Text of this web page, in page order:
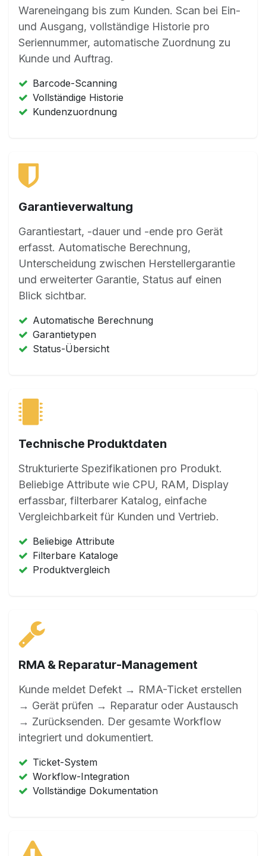
Wareneingang bis zum Kunden. Scan bei Ein-
und Ausgang, vollständige Historie pro
Seriennummer, automatische Zuordnung zu
Kunde und Auftrag.
Barcode-Scanning
Vollständige Historie
Kundenzuordnung
Garantieverwaltung
Garantiestart, -dauer und -ende pro Gerät
erfasst. Automatische Berechnung,
Unterscheidung zwischen Herstellergarantie
und erweiterter Garantie, Status auf einen
Blick sichtbar.
Automatische Berechnung
Garantietypen
Status-Übersicht
Technische Produktdaten
Strukturierte Spezifikationen pro Produkt.
Beliebige Attribute wie CPU, RAM, Display
erfassbar, filterbarer Katalog, einfache
Vergleichbarkeit für Kunden und Vertrieb.
Beliebige Attribute
Filterbare Kataloge
Produktvergleich
RMA & Reparatur-Management
Kunde meldet Defekt → RMA-Ticket erstellen
→ Gerät prüfen → Reparatur oder Austausch
→ Zurücksenden. Der gesamte Workflow
integriert und dokumentiert.
Ticket-System
Workflow-Integration
Vollständige Dokumentation